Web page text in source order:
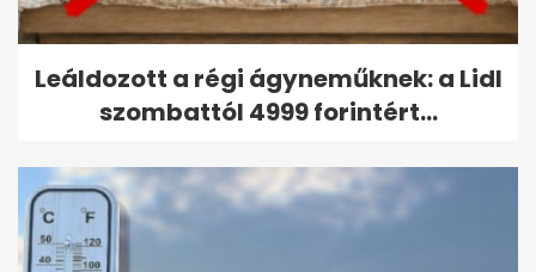
Leáldozott a régi ágyneműknek: a Lidl
szombattól 4999 forintért...